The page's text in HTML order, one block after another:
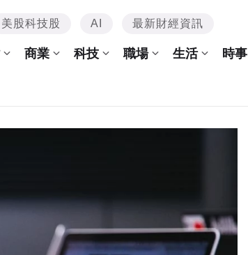
美股科技股 AI 最新財經資訊
商業 科技 職場 生活 時事